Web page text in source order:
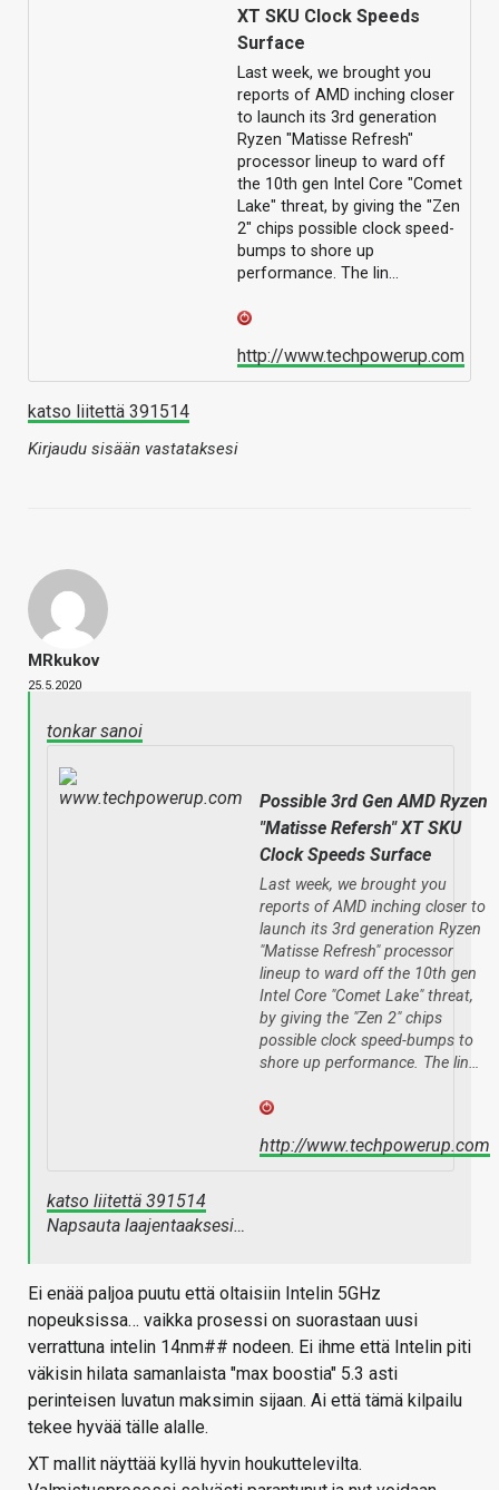
XT SKU Clock Speeds
Surface
Last week, we brought you
reports of AMD inching closer
to launch its 3rd generation
Ryzen "Matisse Refresh"
processor lineup to ward off
the 10th gen Intel Core "Comet
Lake" threat, by giving the "Zen
2" chips possible clock speed-
bumps to shore up
performance. The lin…
http://www.techpowerup.com
katso liitettä 391514
Kirjaudu sisään vastataksesi
MRkukov
25.5.2020
tonkar sanoi
Possible 3rd Gen AMD Ryzen
"Matisse Refersh" XT SKU
Clock Speeds Surface
Last week, we brought you
reports of AMD inching closer to
launch its 3rd generation Ryzen
"Matisse Refresh" processor
lineup to ward off the 10th gen
Intel Core "Comet Lake" threat,
by giving the "Zen 2" chips
possible clock speed-bumps to
shore up performance. The lin…
http://www.techpowerup.com
katso liitettä 391514
Napsauta laajentaaksesi…
Ei enää paljoa puutu että oltaisiin Intelin 5GHz
nopeuksissa… vaikka prosessi on suorastaan uusi
verrattuna intelin 14nm## nodeen. Ei ihme että Intelin piti
väkisin hilata samanlaista "max boostia" 5.3 asti
perinteisen luvatun maksimin sijaan. Ai että tämä kilpailu
tekee hyvää tälle alalle.
XT mallit näyttää kyllä hyvin houkuttelevilta.